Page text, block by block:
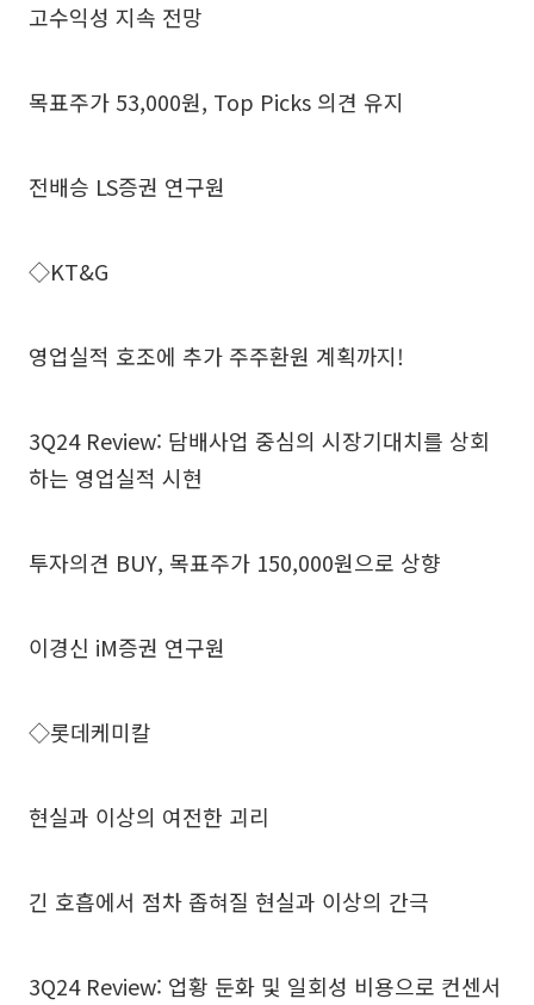
고수익성 지속 전망
목표주가 53,000원, Top Picks 의견 유지
전배승 LS증권 연구원
◇KT&G
영업실적 호조에 추가 주주환원 계획까지!
3Q24 Review: 담배사업 중심의 시장기대치를 상회
하는 영업실적 시현
투자의견 BUY, 목표주가 150,000원으로 상향
이경신 iM증권 연구원
◇롯데케미칼
현실과 이상의 여전한 괴리
긴 호흡에서 점차 좁혀질 현실과 이상의 간극
3Q24 Review: 업황 둔화 및 일회성 비용으로 컨센서